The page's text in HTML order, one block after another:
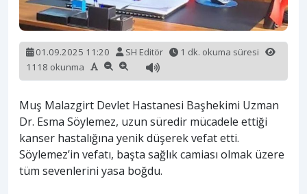
01.09.2025 11:20 SH Editör
1 dk. okuma süresi
1118 okunma
Muş Malazgirt Devlet Hastanesi Başhekimi Uzman
Dr. Esma Söylemez, uzun süredir mücadele ettiği
kanser hastalığına yenik düşerek vefat etti.
Söylemez’in vefatı, başta sağlık camiası olmak üzere
tüm sevenlerini yasa boğdu.